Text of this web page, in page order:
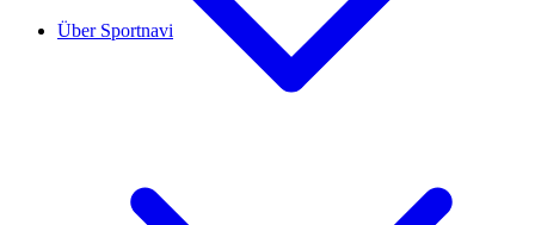
Über Sportnavi